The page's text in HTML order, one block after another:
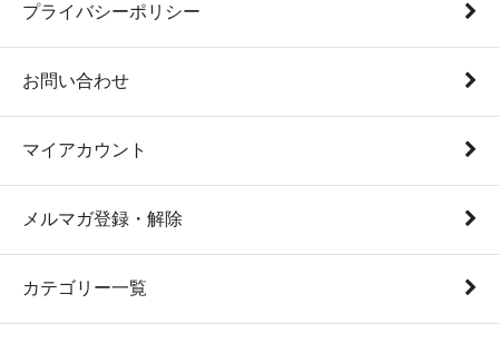
プライバシーポリシー
お問い合わせ
マイアカウント
メルマガ登録・解除
カテゴリー一覧